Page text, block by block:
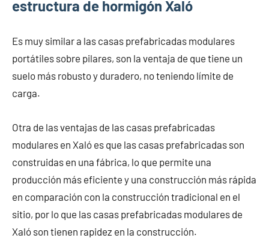
estructura de hormigón Xaló
Es muy similar a las casas prefabricadas modulares
portátiles sobre pilares, son la ventaja de que tiene un
suelo más robusto y duradero, no teniendo límite de
carga.
Otra de las ventajas de las casas prefabricadas
modulares en Xaló es que las casas prefabricadas son
construidas en una fábrica, lo que permite una
producción más eficiente y una construcción más rápida
en comparación con la construcción tradicional en el
sitio, por lo que las casas prefabricadas modulares de
Xaló son tienen rapidez en la construcción.